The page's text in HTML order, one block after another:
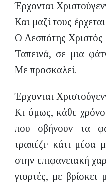
Έρχονται
Και μαζί τους
Ο Δεσπότης Χριστός
Ταπεινά, σε μια
Με προσκαλεί.
Έρχονται
Κι όμως, κάθε χρόνο
που σβήνουν τα
τραπέζι· κάτι μέσα
στην επιφανειακή
γιορτές, με βρίσκει